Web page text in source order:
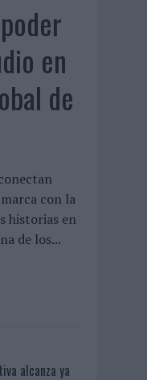
en
de
con la
historias en
de los...
alcanza ya